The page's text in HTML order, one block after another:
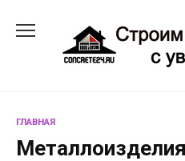
содержанию
ГЛАВНАЯ
Металлоизделия